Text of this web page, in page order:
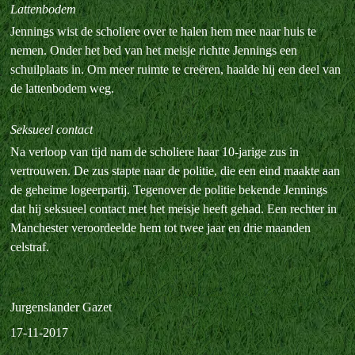
Lattenbodem
Jennings wist de scholiere over te halen hem mee naar huis te
nemen. Onder het bed van het meisje richtte Jennings een
schuilplaats in. Om meer ruimte te creëren, haalde hij een deel van
de lattenbodem weg.
Seksueel contact
Na verloop van tijd nam de scholiere haar 10-jarige zus in
vertrouwen. De zus stapte naar de politie, die een eind maakte aan
de geheime logeerpartij. Tegenover de politie bekende Jennings
dat hij seksueel contact met het meisje heeft gehad. Een rechter in
Manchester veroordeelde hem tot twee jaar en drie maanden
celstraf.
Jurgenslander Gazet
17-11-2017